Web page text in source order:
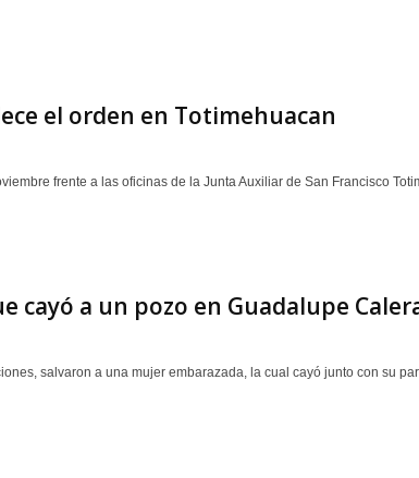
el orden en Totimehuacan
frente a las oficinas de la Junta Auxiliar de San Francisco
cayó a un pozo en Guadalupe
salvaron a una mujer embarazada, la cual cayó junto con su